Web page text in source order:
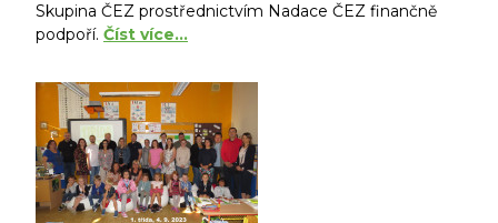
Skupina ČEZ prostřednictvím Nadace ČEZ finančně
podpoří. Číst více…